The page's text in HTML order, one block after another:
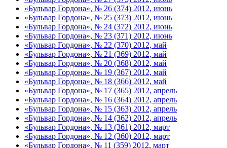
«Бульвар Гордона», № 26 (374) 2012, июнь
«Бульвар Гордона», № 25 (373) 2012, июнь
«Бульвар Гордона», № 24 (372) 2012, июнь
«Бульвар Гордона», № 23 (371) 2012, июнь
«Бульвар Гордона», № 22 (370) 2012, май
«Бульвар Гордона», № 21 (369) 2012, май
«Бульвар Гордона», № 20 (368) 2012, май
«Бульвар Гордона», № 19 (367) 2012, май
«Бульвар Гордона», № 18 (366) 2012, май
«Бульвар Гордона», № 17 (365) 2012, апрель
«Бульвар Гордона», № 16 (364) 2012, апрель
«Бульвар Гордона», № 15 (363) 2012, апрель
«Бульвар Гордона», № 14 (362) 2012, апрель
«Бульвар Гордона», № 13 (361) 2012, март
«Бульвар Гордона», № 12 (360) 2012, март
«Бульвар Гордона», № 11 (359) 2012, март